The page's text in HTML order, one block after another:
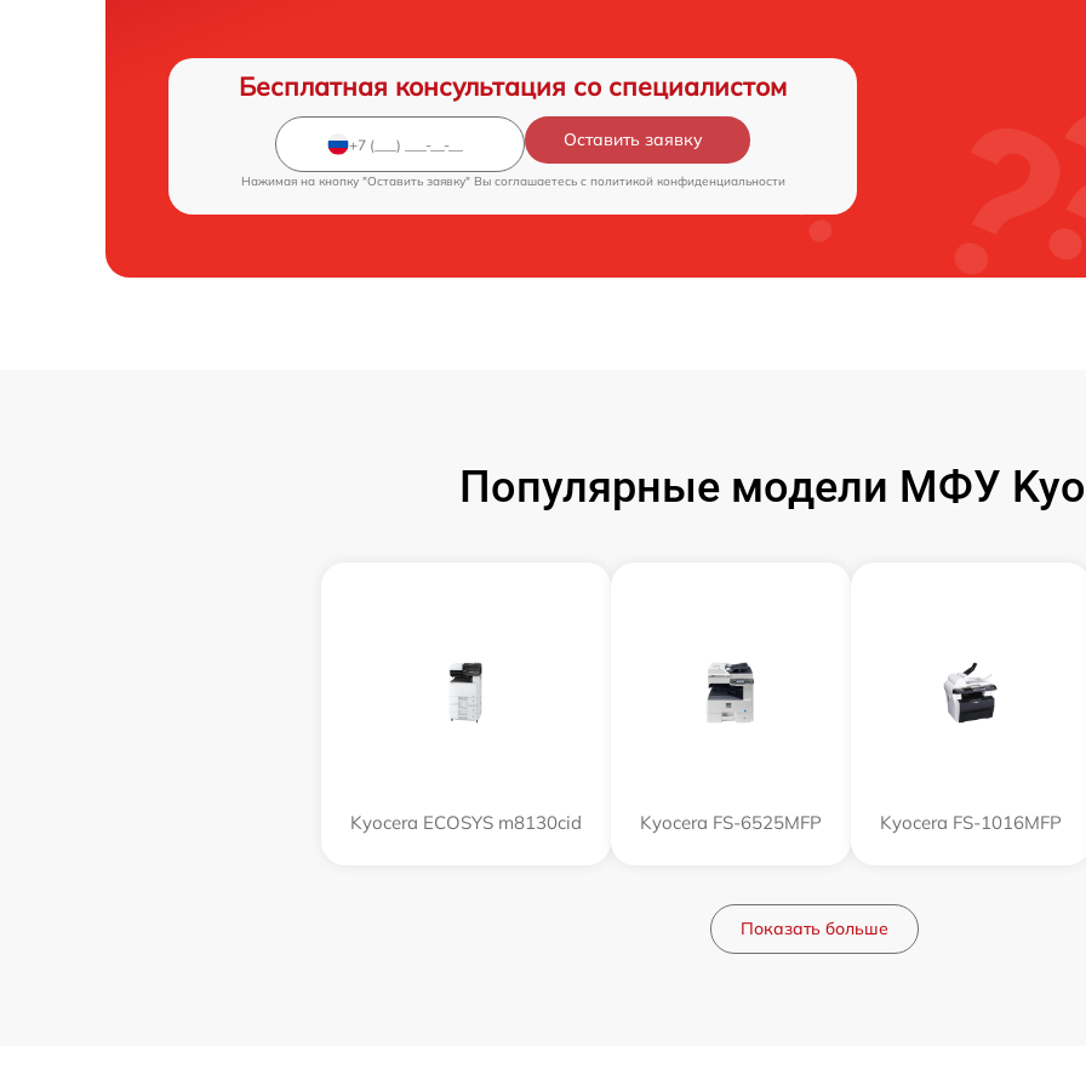
Бесплатная консультация со специалистом
Оставить заявку
Нажимая на кнопку "Оставить заявку" Вы соглашаетесь c политикой конфиденциальности
Популярные модели МФУ
Kyocera ECOSYS m8130cid Kyocera FS-6525MFP Kyocera FS-1016MFP
Показать больше